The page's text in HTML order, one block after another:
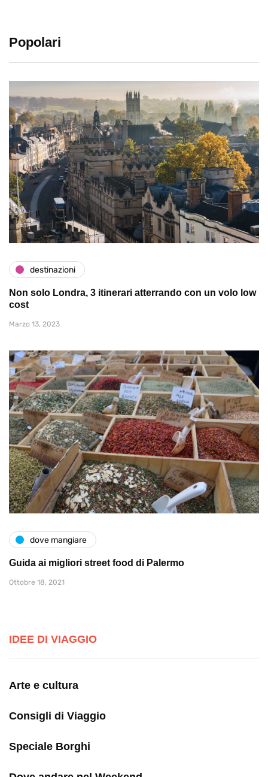
Popolari
destinazioni
Non solo Londra, 3 itinerari atterrando con un volo low
cost
Marzo 13, 2023
dove mangiare
Guida ai migliori street food di Palermo
Ottobre 18, 2021
IDEE DI VIAGGIO
Arte e cultura
Consigli di Viaggio
Speciale Borghi